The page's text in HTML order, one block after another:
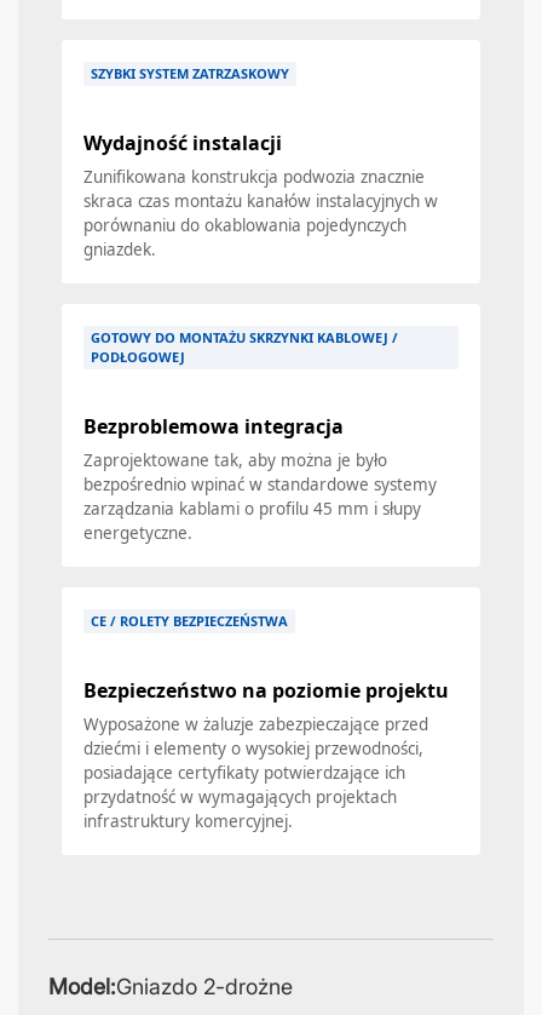
SZYBKI SYSTEM ZATRZASKOWY
Wydajność instalacji
Zunifikowana konstrukcja podwozia znacznie
skraca czas montażu kanałów instalacyjnych w
porównaniu do okablowania pojedynczych
gniazdek.
GOTOWY DO MONTAŻU SKRZYNKI KABLOWEJ /
PODŁOGOWEJ
Bezproblemowa integracja
Zaprojektowane tak, aby można je było
bezpośrednio wpinać w standardowe systemy
zarządzania kablami o profilu 45 mm i słupy
energetyczne.
CE / ROLETY BEZPIECZEŃSTWA
Bezpieczeństwo na poziomie projektu
Wyposażone w żaluzje zabezpieczające przed
dziećmi i elementy o wysokiej przewodności,
posiadające certyfikaty potwierdzające ich
przydatność w wymagających projektach
infrastruktury komercyjnej.
Model:Gniazdo 2-drożne